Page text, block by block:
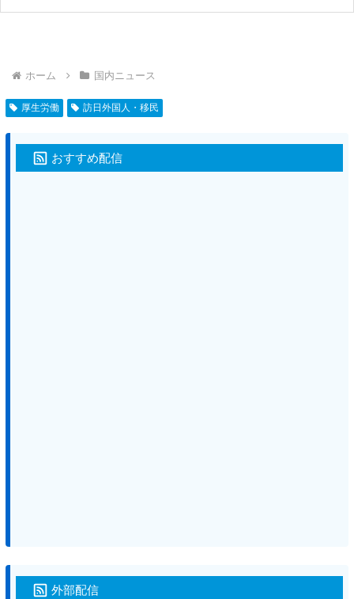
ホーム 国内ニュース
厚生労働 訪日外国人・移民
おすすめ配信
外部配信